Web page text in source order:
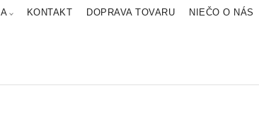
KONTAKT DOPRAVA TOVARU NIEČO O NÁS